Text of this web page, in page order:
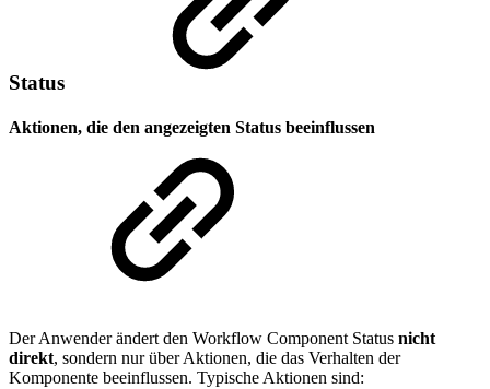
Status
Aktionen, die den angezeigten Status beeinflussen
Der Anwender ändert den Workflow Component Status nicht
direkt, sondern nur über Aktionen, die das Verhalten der
Komponente beeinflussen. Typische Aktionen sind: